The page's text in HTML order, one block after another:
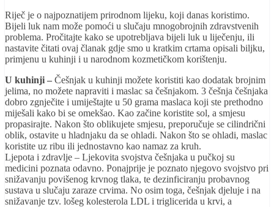
Riječ je o najpoznatijem prirodnom lijeku, koji danas koristimo.
Bijeli luk nam može pomoći u slučaju mnogobrojnih zdravstvenih
problema. Pročitajte kako se upotrebljava bijeli luk u liječenju, ili
nastavite čitati ovaj članak gdje smo u kratkim crtama opisali biljku,
primjenu u kuhinji i u narodnom kozmetičkom korištenju.
U kuhinji – Češnjak u kuhinji možete koristiti kao dodatak brojnim
jelima, no možete napraviti i maslac sa češnjakom. 3 češnja češnjaka
dobro zgnječite i umiještajte u 50 grama maslaca koji ste prethodno
miješali kako bi se omekšao. Kao začine koristite sol, a smjesu
propasirajte. Nakon što oblikujete smjesu, preporučuje se cilindrični
oblik, ostavite u hladnjaku da se ohladi. Nakon što se ohladi, maslac
koristite uz ribu ili jednostavno kao namaz za kruh.
Ljepota i zdravlje – Ljekovita svojstva češnjaka u pučkoj su
medicini poznata odavno. Ponajprije je poznato njegovo svojstvo pri
snižavanju povišenog krvnog tlaka, te dezinficiranju probavnog
sustava u slučaju zaraze crvima. No osim toga, češnjak djeluje i na
snižavanje tzv. lošeg kolesterola LDL i triglicerida u krvi, a